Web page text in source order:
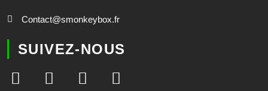
Contact@smonkeybox.fr
SUIVEZ-NOUS